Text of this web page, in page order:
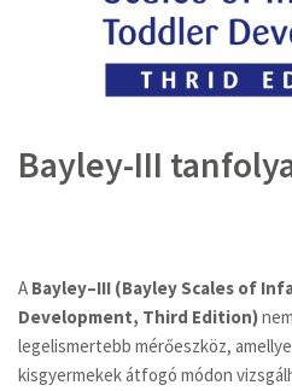
a
képgaléria
Bayley-III
A Bayley–III (Bayley Scales of
Development, Third Edition)
legelismertebb mérőeszköz,
kisgyermekek átfogó módon